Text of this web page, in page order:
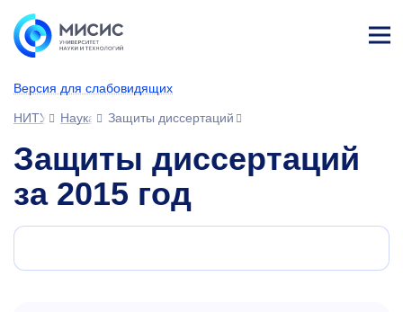
Версия для слабовидящих
НИТУ МИСИС
Наука Защиты диссертаций
Защиты диссертаций
за 2015 год